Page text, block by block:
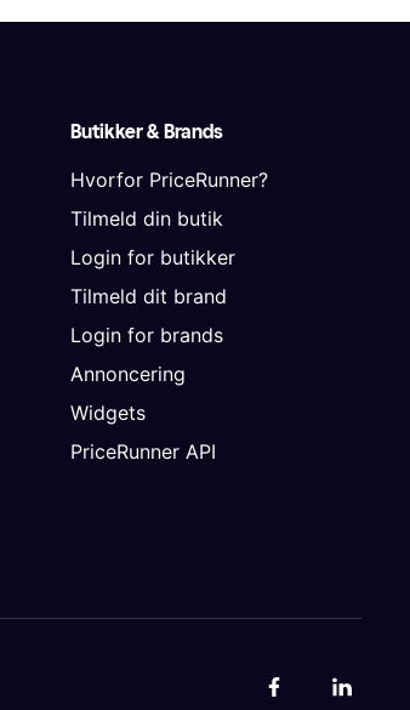
Butikker & Brands
Hvorfor PriceRunner?
Tilmeld din butik
Login for butikker
Tilmeld dit brand
Login for brands
Annoncering
Widgets
PriceRunner API